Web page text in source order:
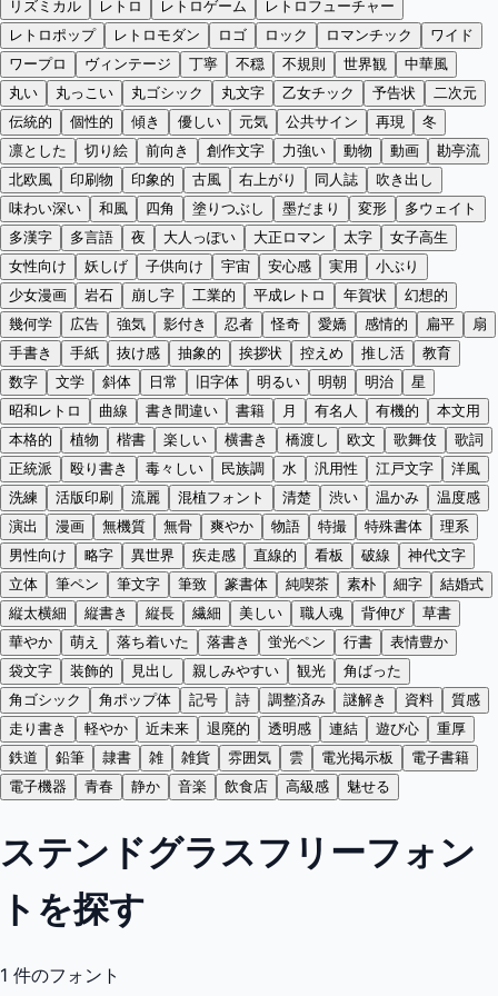
リズミカル レトロ レトロゲーム
レトロフューチャー
レトロポップ
レトロモダン ロゴ ロック ロマンチック
ワイド
ワープロ
ヴィンテージ 丁寧 不穏 不規則 世界観
中華風
丸い
丸っこい 丸ゴシック 丸文字 乙女チック 予告状
二次元
伝統的
個性的 傾き 優しい 元気 公共サイン 再現
冬
凛とした
切り絵 前向き 創作文字 力強い 動物 動画
勘亭流
北欧風
印刷物 印象的 古風 右上がり 同人誌
吹き出し
味わい深い
和風 四角 塗りつぶし 墨だまり 変形
多ウェイト
多漢字
多言語 夜 大人っぽい 大正ロマン 太字
女子高生
女性向け
妖しげ 子供向け 宇宙 安心感 実用
小ぶり
少女漫画
岩石 崩し字 工業的 平成レトロ 年賀状
幻想的
幾何学
広告 強気 影付き 忍者 怪奇 愛嬌 感情的 扁平
扇
手書き
手紙 抜け感 抽象的 挨拶状 控えめ 推し活
教育
数字
文学 斜体 日常 旧字体 明るい 明朝 明治
星
昭和レトロ
曲線 書き間違い 書籍 月 有名人 有機的
本文用
本格的
植物 楷書 楽しい 横書き 橋渡し 欧文 歌舞伎
歌詞
正統派
殴り書き 毒々しい 民族調 水 汎用性 江戸文字
洋風
洗練
活版印刷 流麗 混植フォント 清楚 渋い 温かみ
温度感
演出
漫画 無機質 無骨 爽やか 物語 特撮 特殊書体
理系
男性向け
略字 異世界 疾走感 直線的 看板 破線
神代文字
立体
筆ペン 筆文字 筆致 篆書体 純喫茶 素朴 細字
結婚式
縦太横細
縦書き 縦長 繊細 美しい 職人魂 背伸び
草書
華やか
萌え 落ち着いた 落書き 蛍光ペン 行書
表情豊か
袋文字
装飾的 見出し 親しみやすい 観光
角ばった
角ゴシック
角ポップ体 記号 詩 調整済み 謎解き 資料
質感
走り書き
軽やか 近未来 退廃的 透明感 連結 遊び心
重厚
鉄道
鉛筆 隷書 雑 雑貨 雰囲気 雲 電光掲示板
電子書籍
電子機器
青春 静か 音楽 飲食店 高級感 魅せる
ステンドグラスフリーフォン
トを探す
1 件のフォント